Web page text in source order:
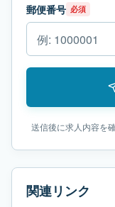
郵便番号 必須
送信後に求人内容を
関連リンク